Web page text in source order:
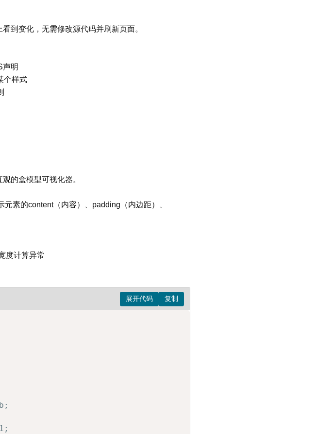
到变化，无需修改源代码并刷新页面。
声明
个样式
的盒模型可视化器。
素的content（内容）、padding（内边距）、
度计算异常